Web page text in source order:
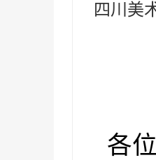
四川美
各